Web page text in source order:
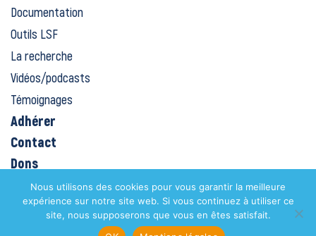
Documentation
Outils LSF
La recherche
Vidéos/podcasts
Témoignages
Adhérer
Contact
Dons
Plateforme MÉMO
Mentions légales
Nous utilisons des cookies pour vous garantir la meilleure
expérience sur notre site web. Si vous continuez à utiliser ce
site, nous supposerons que vous en êtes satisfait.